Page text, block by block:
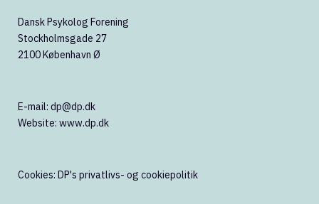
Dansk Psykolog Forening
Stockholmsgade 27
2100 København Ø
E-mail: dp@dp.dk
Website: www.dp.dk
Cookies: DP's privatlivs- og cookiepolitik